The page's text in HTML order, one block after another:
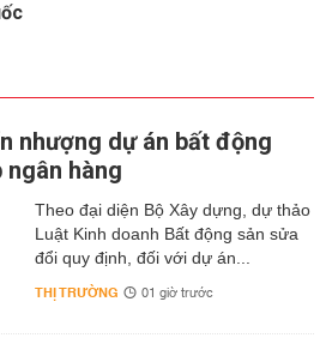
nhượng dự án bất động
hàng
Theo đại diện Bộ Xây dựng, dự thảo
Luật Kinh doanh Bất động sản sửa
đổi quy định, đối với dự án...
THỊ TRƯỜNG 01 giờ trước